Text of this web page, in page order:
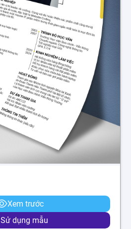
Xem trước
Sử dụng mẫu